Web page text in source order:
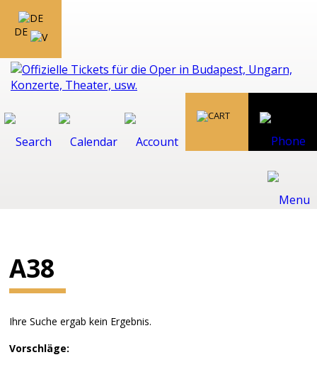
DE
A38
Ihre Suche ergab kein Ergebnis.
Vorschläge: